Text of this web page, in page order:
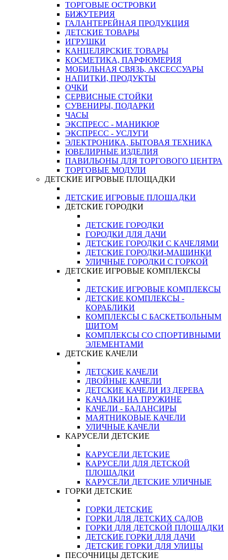
ТОРГОВЫЕ ОСТРОВКИ
БИЖУТЕРИЯ
ГАЛАНТЕРЕЙНАЯ ПРОДУКЦИЯ
ДЕТСКИЕ ТОВАРЫ
ИГРУШКИ
КАНЦЕЛЯРСКИЕ ТОВАРЫ
КОСМЕТИКА, ПАРФЮМЕРИЯ
МОБИЛЬНАЯ СВЯЗЬ, АКСЕССУАРЫ
НАПИТКИ, ПРОДУКТЫ
ОЧКИ
СЕРВИСНЫЕ СТОЙКИ
СУВЕНИРЫ, ПОДАРКИ
ЧАСЫ
ЭКСПРЕСС - МАНИКЮР
ЭКСПРЕСС - УСЛУГИ
ЭЛЕКТРОНИКА, БЫТОВАЯ ТЕХНИКА
ЮВЕЛИРНЫЕ ИЗДЕЛИЯ
ПАВИЛЬОНЫ ДЛЯ ТОРГОВОГО ЦЕНТРА
ТОРГОВЫЕ МОДУЛИ
ДЕТСКИЕ ИГРОВЫЕ ПЛОЩАДКИ
ДЕТСКИЕ ИГРОВЫЕ ПЛОЩАДКИ
ДЕТСКИЕ ГОРОДКИ
ДЕТСКИЕ ГОРОДКИ
ГОРОДКИ ДЛЯ ДАЧИ
ДЕТСКИЕ ГОРОДКИ С КАЧЕЛЯМИ
ДЕТСКИЕ ГОРОДКИ-МАШИНКИ
УЛИЧНЫЕ ГОРОДКИ С ГОРКОЙ
ДЕТСКИЕ ИГРОВЫЕ КОМПЛЕКСЫ
ДЕТСКИЕ ИГРОВЫЕ КОМПЛЕКСЫ
ДЕТСКИЕ КОМПЛЕКСЫ -
КОРАБЛИКИ
КОМПЛЕКСЫ С БАСКЕТБОЛЬНЫМ
ЩИТОМ
КОМПЛЕКСЫ СО СПОРТИВНЫМИ
ЭЛЕМЕНТАМИ
ДЕТСКИЕ КАЧЕЛИ
ДЕТСКИЕ КАЧЕЛИ
ДВОЙНЫЕ КАЧЕЛИ
ДЕТСКИЕ КАЧЕЛИ ИЗ ДЕРЕВА
КАЧАЛКИ НА ПРУЖИНЕ
КАЧЕЛИ - БАЛАНСИРЫ
МАЯТНИКОВЫЕ КАЧЕЛИ
УЛИЧНЫЕ КАЧЕЛИ
КАРУСЕЛИ ДЕТСКИЕ
КАРУСЕЛИ ДЕТСКИЕ
КАРУСЕЛИ ДЛЯ ДЕТСКОЙ
ПЛОЩАДКИ
КАРУСЕЛИ ДЕТСКИЕ УЛИЧНЫЕ
ГОРКИ ДЕТСКИЕ
ГОРКИ ДЕТСКИЕ
ГОРКИ ДЛЯ ДЕТСКИХ САДОВ
ГОРКИ ДЛЯ ДЕТСКОЙ ПЛОЩАДКИ
ДЕТСКИЕ ГОРКИ ДЛЯ ДАЧИ
ДЕТСКИЕ ГОРКИ ДЛЯ УЛИЦЫ
ПЕСОЧНИЦЫ ДЕТСКИЕ